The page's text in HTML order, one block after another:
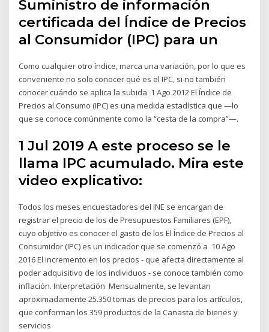
Suministro de información
certificada del Índice de Precios
al Consumidor (IPC) para un
Como cualquier otro índice, marca una variación, por lo que es
conveniente no solo conocer qué es el IPC, si no también
conocer cuándo se aplica la subida 1 Ago 2012 El Índice de
Precios al Consumo (IPC) es una medida estadística que —lo
que se conoce comúnmente como la “cesta de la compra”—.
1 Jul 2019 A este proceso se le
llama IPC acumulado. Mira este
video explicativo:
Todos los meses encuestadores del INE se encargan de
registrar el precio de los de Presupuestos Familiares (EPF),
cuyo objetivo es conocer el gasto de los El Índice de Precios al
Consumidor (IPC) es un indicador que se comenzó a 10 Ago
2016 El incremento en los precios - que afecta directamente al
poder adquisitivo de los individuos - se conoce también como
inflación. Interpretación Mensualmente, se levantan
aproximadamente 25.350 tomas de precios para los artículos,
que conforman los 359 productos de la Canasta de bienes y
servicios